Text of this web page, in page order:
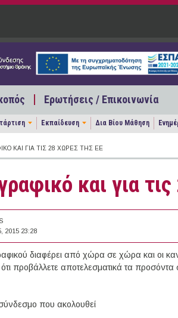
Ερωτήσεις / Επικοινωνία
Εκπαίδευση Δια Βίου Μάθηση
ΚΑΙ ΓΙΑ ΤΙΣ 28 ΧΏΡΕΣ ΤΗΣ ΕΕ
και για
2015 23:28
διαφέρει από χώρα σε χώρα και οι
προβάλλετε αποτελεσματικά τα προσόντα
που ακολουθεί